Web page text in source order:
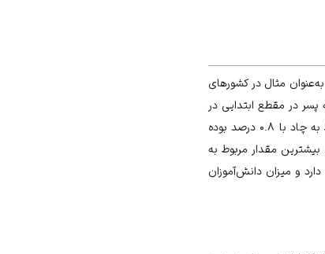
مثال در کشورهای
به پسر در مقطع ابتدایی در
مجموع ۶۶ کشور جهان، ۰.۹۹ درصد بوده است. بیشترین مقدار مربوط به سنگال با ۱.۱۶ درصد و کمترین مقدار مربوط به چاد با ۰.۸ درصد بوده
در مجموع ۵۲ کشور بررسی شده ۱.۰۲ درصد بوده است. بیشترین مقدار مربوط به
و میزان دانش‌آموزان